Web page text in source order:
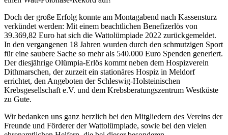
Doch der große Erfolg konnte am Montagabend nach Kassensturz
verkündet werden: Mit einem beachtlichen Benefizerlös von
39.369,82 Euro hat sich die Wattolümpiade 2022 zurückgemeldet.
In den vergangenen 18 Jahren wurden durch den schmutzigen Sport
für eine saubere Sache so mehr als 540.000 Euro Spenden generiert.
Der diesjährige Olümpia-Erlös kommt neben dem Hospizverein
Dithmarschen, der zurzeit ein stationäres Hospiz in Meldorf
errichtet, den Angeboten der Schleswig-Holsteinischen
Krebsgesellschaft e.V. und dem Krebsberatungszentrum Westküste
zu Gute.
Wir bedanken uns ganz herzlich bei den Mitgliedern des Vereins der
Freunde und Förderer der Wattolümpiade, sowie bei den vielen